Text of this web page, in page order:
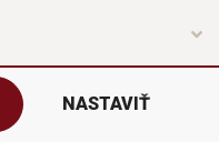
NASTAVIŤ